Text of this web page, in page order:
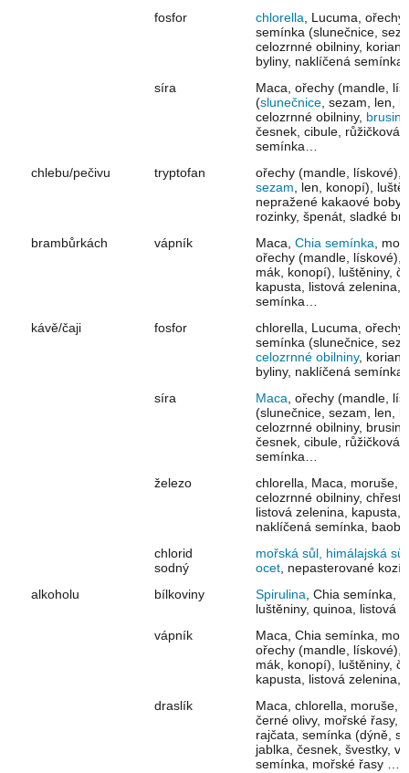
fosfor
chlorella , Lucuma, ořechy
semínka (slunečnice,
celozrnné obilniny,
byliny, naklíčená
síra
Maca, ořechy (mandle,
(slunečnice , sezam, len,
celozrnné obilniny,
česnek, cibule, růžičková
semínka…
chlebu/pečivu
tryptofan
ořechy (mandle, lískové),
sezam , len, konopí),
nepražené kakaové boby
rozinky, špenát, sladké
brambůrkách
vápník Maca, Chia semínka ,
ořechy (mandle, lískové),
mák, konopí), luštěniny,
kapusta, listová zelenina,
semínka…
kávě/čaji
fosfor
chlorella, Lucuma,
semínka (slunečnice,
celozrnné obilniny,
byliny, naklíčená
síra
Maca , ořechy (mandle,
(slunečnice, sezam, len,
celozrnné obilniny,
česnek, cibule, růžičková
semínka…
železo
chlorella, Maca, moruše,
celozrnné obilniny,
listová zelenina, kapusta,
naklíčená semínka,
chlorid
sodný
mořská sůl, himálajská sůl
ocet , nepasterované
alkoholu
bílkoviny Spirulina , Chia semínka,
luštěniny, quinoa, listová
vápník
Maca, Chia semínka,
ořechy (mandle, lískové),
mák, konopí), luštěniny,
kapusta, listová zelenina,
draslík
Maca, chlorella, moruše,
černé olivy, mořské řasy,
rajčata, semínka (dýně,
jablka, česnek, švestky,
semínka, mořské řasy …